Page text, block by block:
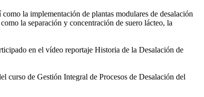
como la implementación de plantas modulares de desalación
la separación y concentración de suero lácteo, la
en el vídeo reportaje Historia de la Desalación de
curso de Gestión Integral de Procesos de Desalación del